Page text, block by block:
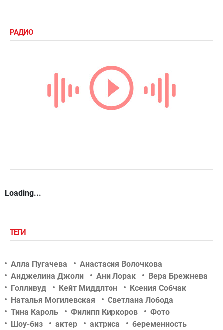
РАДИО
Loading...
ТЕГИ
Алла Пугачева
Анастасия Волочкова
Анджелина Джоли
Ани Лорак
Вера Брежнева
Голливуд
Кейт Миддлтон
Ксения Собчак
Наталья Могилевская
Светлана Лобода
Тина Кароль
Филипп Киркоров
Фото
Шоу-биз
актер актриса
беременность